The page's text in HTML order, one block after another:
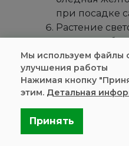
при посадке
Растение
нужно
освещенное.
должно быть
приводит к
дни,
Кроме того,
влаги. При
Мы используем файлы
улучшения работы
Нажимая кнопку
этим. Детальная
Принять